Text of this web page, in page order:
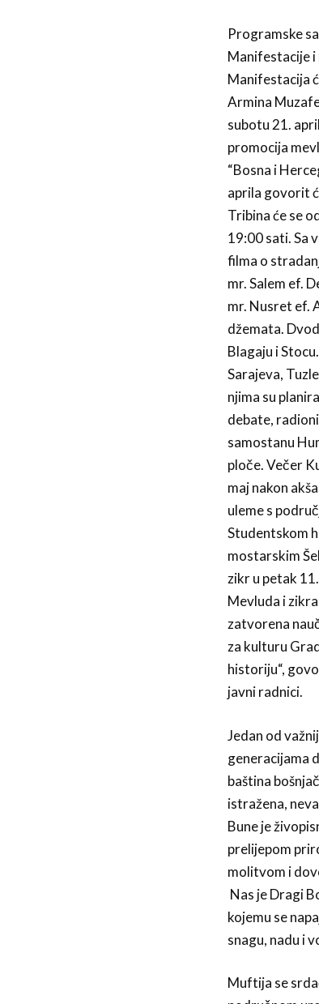
Programske
Manifestacije i
Manifestacija
Armina
subotu 21.
promocija
“Bosna i
aprila govorit
Tribina će se
19:00 sati. Sa
filma o
mr. Salem ef.
mr. Nusret ef.
džemata.
Blagaju i
Sarajeva,
njima su
debate,
samostanu
ploče. Večer
maj nakon
uleme s
Studentskom
mostarskim
zikr u petak
Mevluda i
zatvorena
za kulturu
historiju“,
javni radnici.
Jedan od
generacijama
baština
istražena,
Bune je
prelijepom
molitvom i
Nas je Dragi
kojemu se
snagu, nadu i
Muftija se